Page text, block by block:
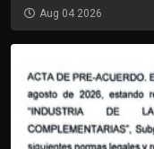
Aug 04 2026